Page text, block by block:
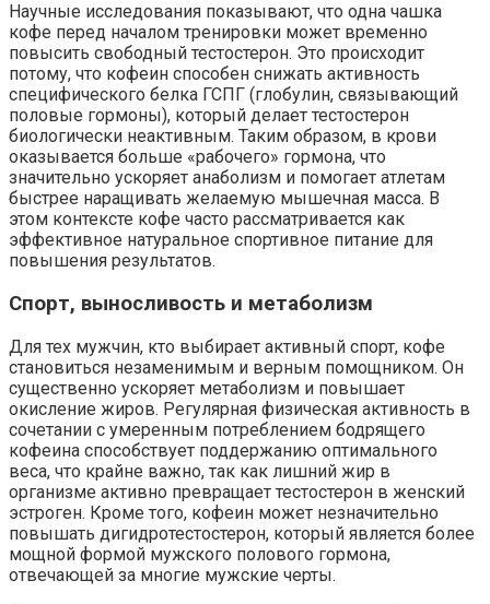
Научные исследования показывают, что одна чашка
кофе перед началом тренировки может временно
повысить свободный тестостерон. Это происходит
потому, что кофеин способен снижать активность
специфического белка ГСПГ (глобулин, связывающий
половые гормоны), который делает тестостерон
биологически неактивным. Таким образом, в крови
оказывается больше «рабочего» гормона, что
значительно ускоряет анаболизм и помогает атлетам
быстрее наращивать желаемую мышечная масса. В
этом контексте кофе часто рассматривается как
эффективное натуральное спортивное питание для
повышения результатов.
Спорт, выносливость и метаболизм
Для тех мужчин, кто выбирает активный спорт, кофе
становиться незаменимым и верным помощником. Он
существенно ускоряет метаболизм и повышает
окисление жиров. Регулярная физическая активность в
сочетании с умеренным потреблением бодрящего
кофеина способствует поддержанию оптимального
веса, что крайне важно, так как лишний жир в
организме активно превращает тестостерон в женский
эстроген. Кроме того, кофеин может незначительно
повышать дигидротестостерон, который является более
мощной формой мужского полового гормона,
отвечающей за многие мужские черты.